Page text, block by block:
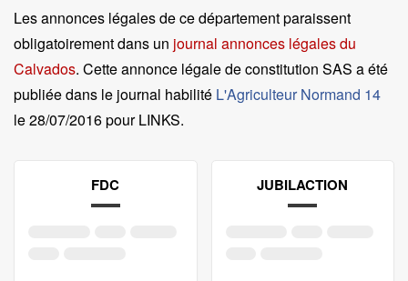
Les annonces légales de ce département paraissent
obligatoirement dans un journal annonces légales du
Calvados. Cette annonce légale de constitution SAS a été
publiée dans le journal habilité L'Agriculteur Normand 14
le28/07/2016 pour LINKS.
FDC JUBILACTION